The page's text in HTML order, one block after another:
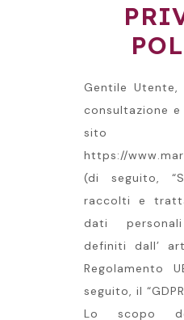
Gentile
consultazione e
sito
https://
(di seguito,
raccolti e
dati
definiti dall’
Regolamento
seguito, il
Lo scopo